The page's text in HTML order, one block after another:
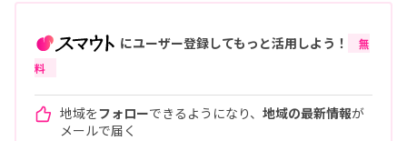
にユーザー登録してもっと活用しよう！
無
料
地域をフォローできるようになり、 地域の最新情報が
メールで届く